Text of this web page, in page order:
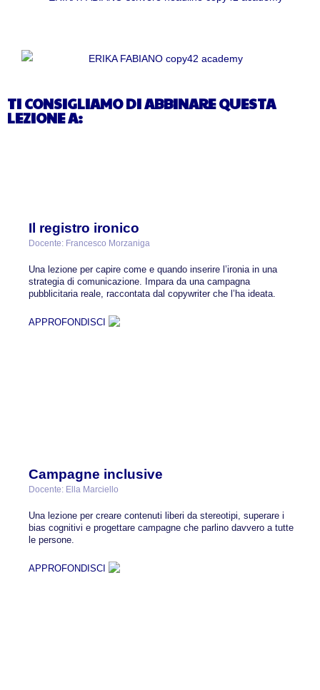
TI CONSIGLIAMO DI ABBINARE QUESTA
LEZIONE A:
Il registro ironico
Docente: Francesco Morzaniga
Una lezione per capire come e quando inserire l’ironia in una
strategia di comunicazione. Impara da una campagna
pubblicitaria reale, raccontata dal copywriter che l’ha ideata.
APPROFONDISCI
Campagne inclusive
Docente: Ella Marciello
Una lezione per creare contenuti liberi da stereotipi, superare i
bias cognitivi e progettare campagne che parlino davvero a tutte
le persone.
APPROFONDISCI